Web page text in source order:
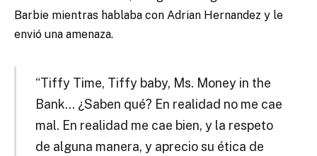
Barbie mientras hablaba con Adrian Hernandez y le
envió una amenaza.
“Tiffy Time, Tiffy baby, Ms. Money in the
Bank… ¿Saben qué? En realidad no me cae
mal. En realidad me cae bien, y la respeto
de alguna manera, y aprecio su ética de